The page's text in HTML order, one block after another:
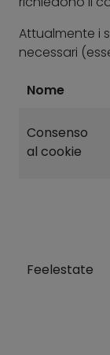
Attualmente i
necessari
Nome
Consenso
al cookie
Feelestate